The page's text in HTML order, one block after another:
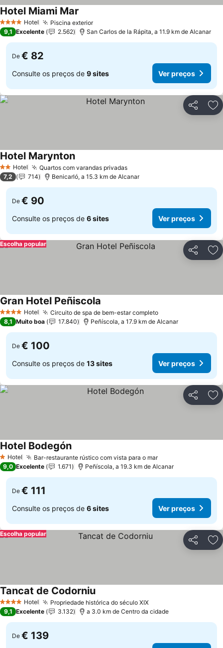
4 EstrelasHotel Piscina exterior
Hotel Miami Mar
9,1 Excelente 2.562 San Carlos de la Rápita, a 11.9 km de Alcanar
De € 82
Consulte os preços de 9 sites Ver preços
Partilhar
2 Estrelas
Hotel Quartos com varandas privadas
Hotel Marynton
7,2 714 Benicarló, a 15.3 km de Alcanar
De € 90
Consulte os preços de 6 sites Ver preços
Partilhar
Escolha popular
4 EstrelasHotel Circuito de spa de bem-estar completo
Gran Hotel Peñiscola
8,1 Muito boa 17.840 Peñíscola, a 17.9 km de Alcanar
De € 100
Consulte os preços de 13 sites Ver preços
Partilhar
1 Estrelas
Hotel Bar-restaurante rústico com vista para o mar
Hotel Bodegón
9,0 Excelente 1.671 Peñíscola, a 19.3 km de Alcanar
De € 111
Consulte os preços de 6 sites Ver preços
Partilhar
Escolha popular
4 EstrelasHotel Propriedade histórica do século XIX
Tancat de Codorniu
9,1 Excelente 3.132 a 3.0 km de Centro da cidade
De € 139